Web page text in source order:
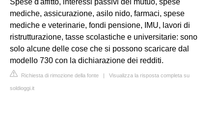
Spese d'affitto, interessi passivi del mutuo, spese
mediche, assicurazione, asilo nido, farmaci, spese
mediche e veterinarie, fondi pensione, IMU, lavori di
ristrutturazione, tasse scolastiche e universitarie: sono
solo alcune delle cose che si possono scaricare dal
modello 730 con la dichiarazione dei redditi.
Richiesta di rimozione della fonte | Visualizza la risposta completa su
soldioggi.it